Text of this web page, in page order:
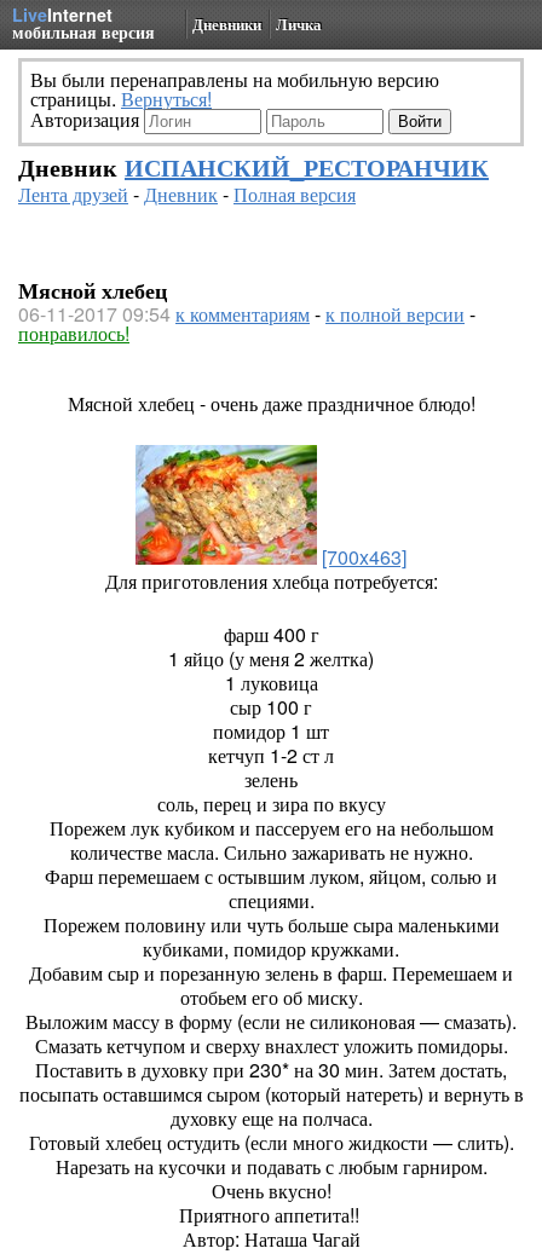
LiveInternet
мобильная версия Дневники Личка
Вы были перенаправлены на мобильную версию
страницы. Вернуться!
Авторизация
Дневник ИСПАНСКИЙ_РЕСТОРАНЧИК
Лента друзей -Дневник-Полная версия
Мясной хлебец
06-11-2017 09:54к комментариям-к полной версии -
понравилось!
Мясной хлебец - очень даже праздничное блюдо!
[700x463]
Для приготовления хлебца потребуется:
фарш 400 г
1 яйцо (у меня 2 желтка)
1 луковица
сыр 100 г
помидор 1 шт
кетчуп 1-2 ст л
зелень
соль, перец и зира по вкусу
Порежем лук кубиком и пассеруем его на небольшом
количестве масла. Сильно зажаривать не нужно.
Фарш перемешаем с остывшим луком, яйцом, солью и
специями.
Порежем половину или чуть больше сыра маленькими
кубиками, помидор кружками.
Добавим сыр и порезанную зелень в фарш. Перемешаем и
отобьем его об миску.
Выложим массу в форму (если не силиконовая — смазать).
Смазать кетчупом и сверху внахлест уложить помидоры.
Поставить в духовку при 230* на 30 мин. Затем достать,
посыпать оставшимся сыром (который натереть) и вернуть в
духовку еще на полчаса.
Готовый хлебец остудить (если много жидкости — слить).
Нарезать на кусочки и подавать с любым гарниром.
Очень вкусно!
Приятного аппетита!!
Автор: Наташа Чагай